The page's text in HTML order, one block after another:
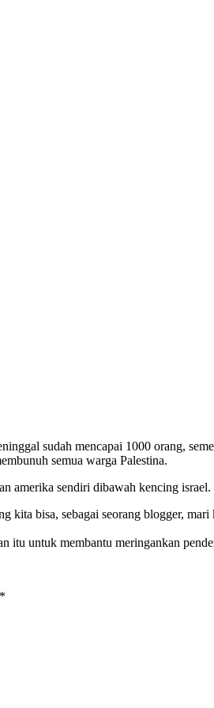
sudah mencapai 1000 orang,
semua warga Palestina.
amerika sendiri dibawah kencing israel.
kita bisa, sebagai seorang blogger,
itu untuk membantu meringankan